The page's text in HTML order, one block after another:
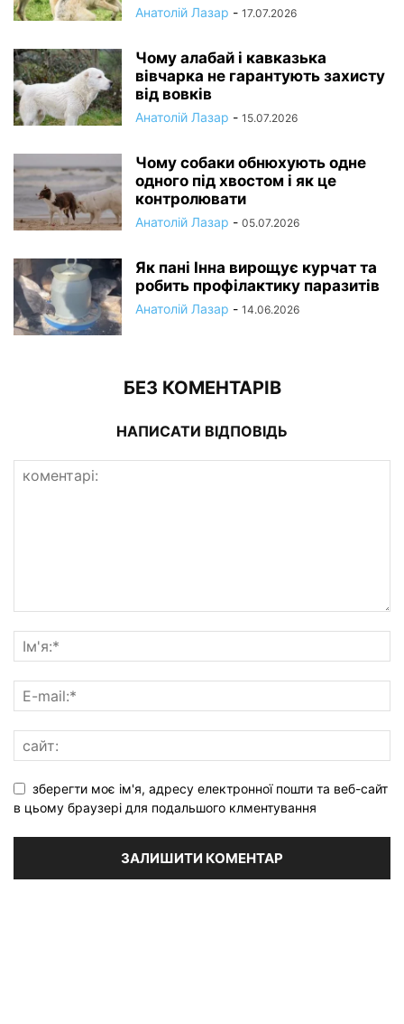
Анатолій Лазар - 17.07.2026
Чому алабай і кавказька
вівчарка не гарантують захисту
від вовків
Анатолій Лазар - 15.07.2026
Чому собаки обнюхують одне
одного під хвостом і як це
контролювати
Анатолій Лазар - 05.07.2026
Як пані Інна вирощує курчат та
робить профілактику паразитів
Анатолій Лазар - 14.06.2026
БЕЗ КОМЕНТАРІВ
НАПИСАТИ ВІДПОВІДЬ
зберегти моє ім'я, адресу електронної пошти та веб-сайт
в цьому браузері для подальшого клментування